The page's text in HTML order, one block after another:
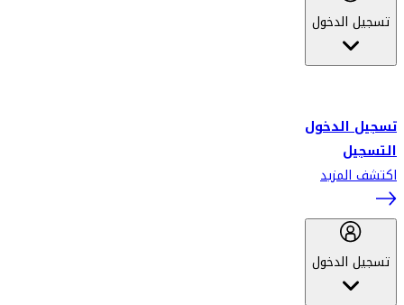
تسجيل الدخول
تسجيل الدخول
التسجيل
اكتشف المزيد
تسجيل الدخول